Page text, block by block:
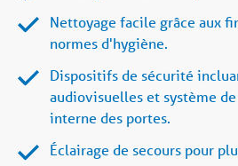
Nettoyage facile grâce aux
normes d'hygiène.
Dispositifs de sécurité
audiovisuelles et système
interne des portes.
Éclairage de secours pour